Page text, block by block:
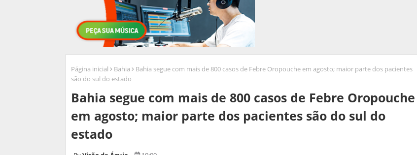
Página inicial Bahia
Bahia segue com mais de 800 casos de Febre Oropouche em agosto; maior parte dos pacientes
são do sul do estado
Bahia segue com mais de 800 casos de Febre Oropouche
em agosto; maior parte dos pacientes são do sul do
estado